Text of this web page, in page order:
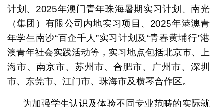
计划、2025年澳门青年珠海暑期实习计划、南光
（集团）有限公司内地实习项目、2025年港澳青
年学生南沙“百企千人”实习计划及“青春黄埔行”港
澳青年社会实践活动等，实习地点包括北京市、上
海市、南京市、苏州市、合肥市、广州市、深圳
市、东莞市、江门市、珠海市及横琴合作区。
为加强学生认识及体验不同专业范畴的实际就